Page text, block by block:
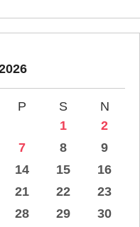
P S
N
1
2
7 8
9
14 15
16
21 22
23
28 29
30